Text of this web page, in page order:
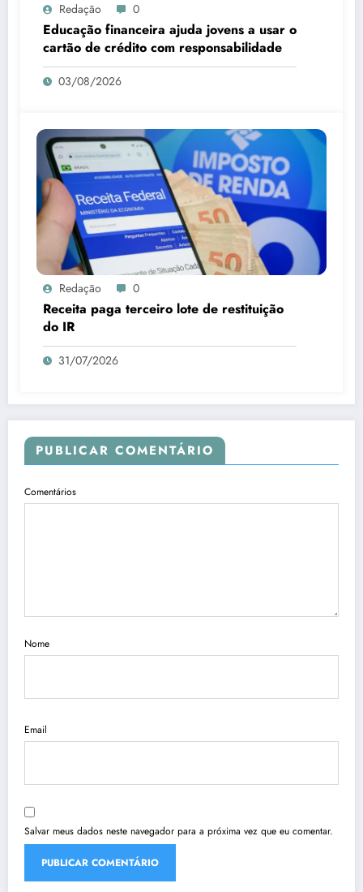
Redação 0
Educação financeira ajuda jovens a usar o
cartão de crédito com responsabilidade
03/08/2026
Redação 0
Receita paga terceiro lote de restituição
do IR
31/07/2026
PUBLICAR COMENTÁRIO
Comentários
Nome
Email
Salvar meus dados neste navegador para a próxima vez que eu comentar.